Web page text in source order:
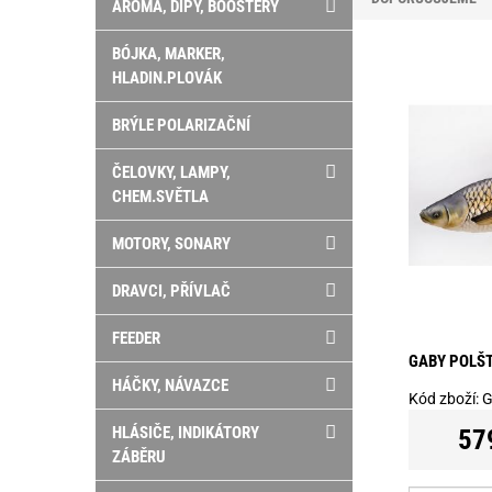
GABY
Kód zboží:
AROMA, DIPY, BOOSTERY
BÓJKA, MARKER,
HLADIN.PLOVÁK
BRÝLE POLARIZAČNÍ
ČELOVKY, LAMPY,
CHEM.SVĚTLA
MOTORY, SONARY
DRAVCI, PŘÍVLAČ
FEEDER
HÁČKY, NÁVAZCE
HLÁSIČE, INDIKÁTORY
ZÁBĚRU